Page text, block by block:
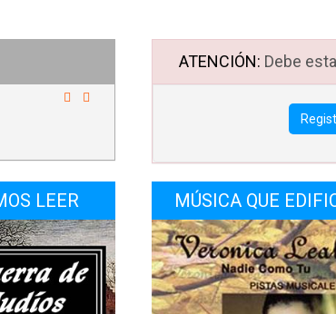
cuyos creyentes se manifiesta el fruto del Espíritu.
y humilde de corazón, que tiene dominio propio. ¿No les
de hoy, veremos cómo luce una congregación cuyos
del Espíritu, centrándose en la restauración
responsabilidad personal del creyente delante de Dios.
llama a “sobrellevar los unos las cargas de los otros, y
Este mandato nos invita a vivir el amor de Cristo de
ATENCIÓN: Debe
LEER MÚSICA QUE